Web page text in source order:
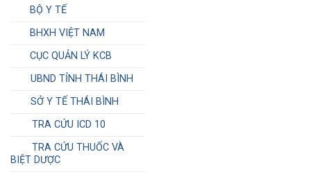
BỘ Y TẾ
BHXH VIỆT NAM
CỤC QUẢN LÝ KCB
UBND TỈNH THÁI BÌNH
SỞ Y TẾ THÁI BÌNH
TRA CỨU ICD 10
TRA CỨU THUỐC VÀ
BIỆT DƯỢC